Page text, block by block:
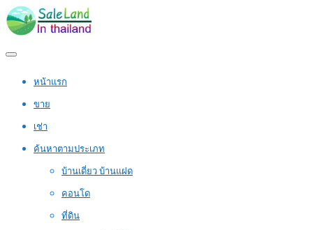
หน้าแรก
ขาย
เช่า
ค้นหาตามประเภท
บ้านเดี่ยว บ้านแฝด
คอนโด
ที่ดิน